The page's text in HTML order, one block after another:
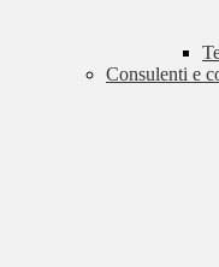
Consulenti e